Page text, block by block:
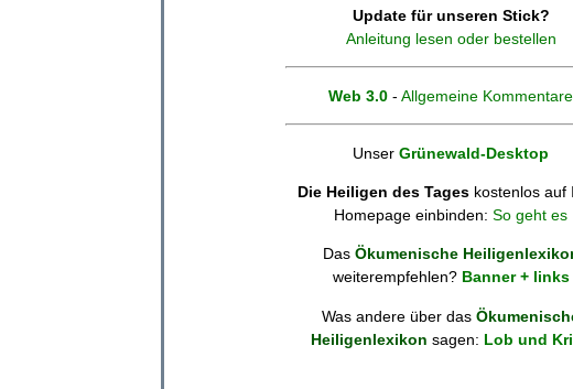
Update für unseren Stick?
Anleitung lesen oder bestellen
Web 3.0 - Allgemeine Kommentare
Unser Grünewald-Desktop
Die Heiligen des Tages kostenlos auf
Homepage einbinden: So geht es
Das Ökumenische
weiterempfehlen? Banner + links
Was andere über das
Heiligenlexikon sagen: Lob und